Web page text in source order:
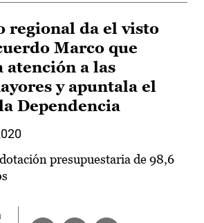
regional da el visto
Marco que
atención a las
y apuntala el
Dependencia
presupuestaria de 98,6